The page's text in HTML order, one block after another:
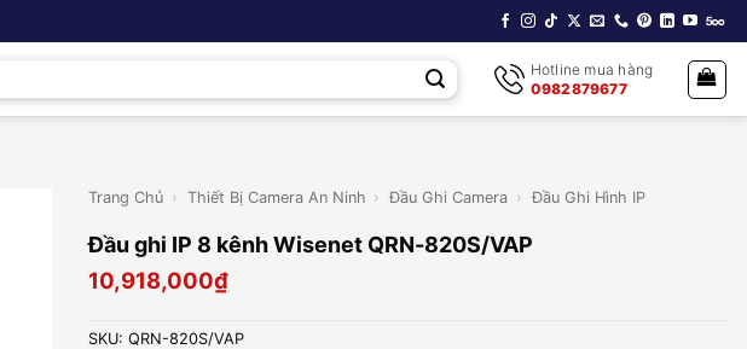
Hotline mua hàng
0982879677
Trang Chủ › Thiết Bị Camera An Ninh › Đầu Ghi Camera › Đầu Ghi Hình IP
Đầu ghi IP 8 kênh Wisenet QRN-820S/VAP
10,918,000₫
SKU: QRN-820S/VAP